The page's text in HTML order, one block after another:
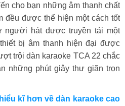
cho bạn những âm thanh chất
đều được thể hiện một cách tốt
người hát được truyền tải một
bị âm thanh hiện đại được
trội dàn karaoke TCA 22 chắc
những phút giây thư giãn trọn
kĩ hơn về dàn karaoke cao